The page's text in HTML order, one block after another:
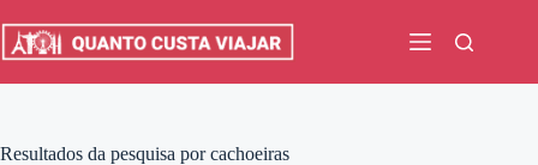
para
Resultados da pesquisa por cachoeiras